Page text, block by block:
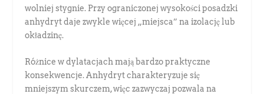
wolniej stygnie. Przy ograniczonej wysokości posadzki
anhydryt daje zwykle więcej „miejsca” na izolację lub
okładzinę.
Różnice w dylatacjach mają bardzo praktyczne
konsekwencje. Anhydryt charakteryzuje się
mniejszym skurczem, więc zazwyczaj pozwala na